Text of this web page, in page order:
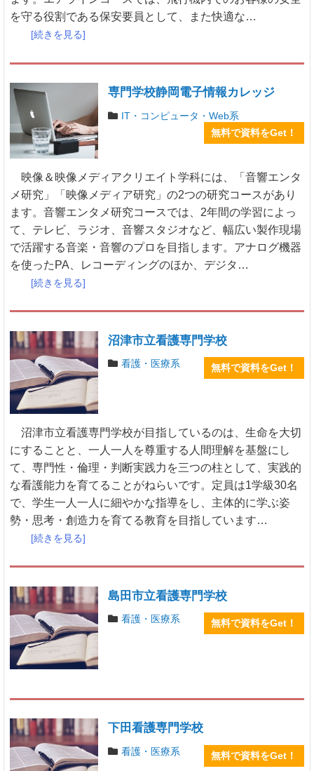
を守る役割である保安要員として、また快適な…
[続きを見る]
専門学校静岡電子情報カレッジ
IT・コンピュータ・Web系
無料で資料をGet！
映像＆映像メディアクリエイト学科には、「音響エンタ
メ研究」「映像メディア研究」の2つの研究コースがあり
ます。音響エンタメ研究コースでは、2年間の学習によっ
て、テレビ、ラジオ、音響スタジオなど、幅広い製作現場
で活躍する音楽・音響のプロを目指します。アナログ機器
を使ったPA、レコーディングのほか、デジタ…
[続きを見る]
沼津市立看護専門学校
看護・医療系 無料で資料をGet！
沼津市立看護専門学校が目指しているのは、生命を大切
にすることと、一人一人を尊重する人間理解を基盤にし
て、専門性・倫理・判断実践力を三つの柱として、実践的
な看護能力を育てることがねらいです。定員は1学級30名
で、学生一人一人に細やかな指導をし、主体的に学ぶ姿
勢・思考・創造力を育てる教育を目指しています…
[続きを見る]
島田市立看護専門学校
看護・医療系 無料で資料をGet！
下田看護専門学校
看護・医療系 無料で資料をGet！